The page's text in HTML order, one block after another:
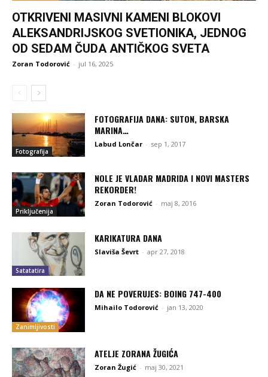
OTKRIVENI MASIVNI KAMENI BLOKOVI
ALEKSANDRIJSKOG SVETIONIKA, JEDNOG
OD SEDAM ČUDA ANTIČKOG SVETA
Zoran Todorović - jul 16, 2025
Fotografija
FOTOGRAFIJA DANA: SUTON, BARSKA
MARINA…
Labud Lončar - sep 1, 2017
Priključenija
NOLE JE VLADAR MADRIDA I NOVI MASTERS
REKORDER!
Zoran Todorović - maj 8, 2016
Satatatira
KARIKATURA DANA
Slaviša Ševrt - apr 27, 2018
Zanimljivosti
DA NE POVERUJES: BOING 747-400
Mihailo Todorović - jan 13, 2020
ATELJE ZORANA ŽUGIĆA
Zoran Žugić - maj 30, 2021